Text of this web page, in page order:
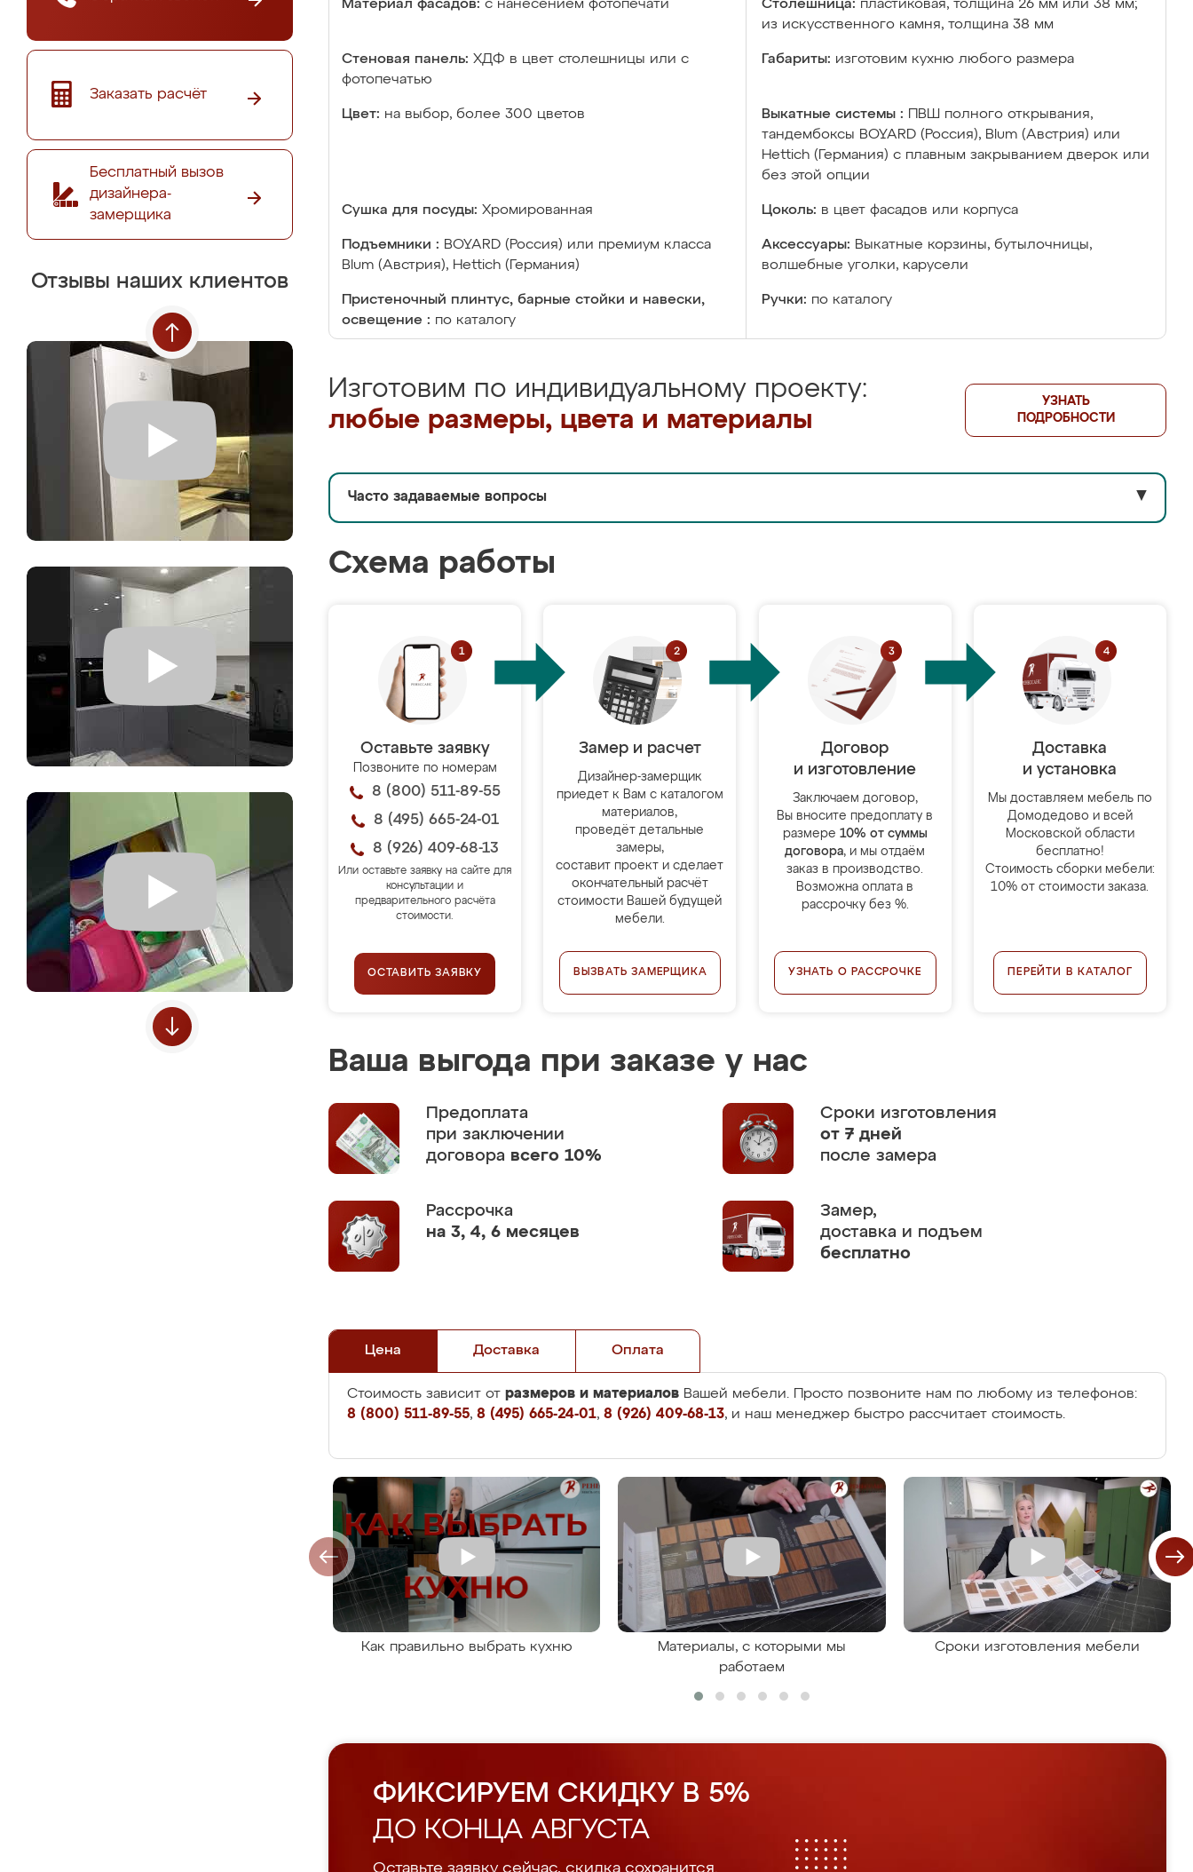
Заказать расчёт
Бесплатный вызов
дизайнера-
замерщика
Отзывы наших клиентов
Материал фасадов: с нанесением фотопечати Столешница: пластиковая, толщина 26 мм или 38 мм;
из искусственного камня, толщина 38 мм
Стеновая панель: ХДФ в цвет столешницы или с
фотопечатью
Габариты: изготовим кухню любого размера
Цвет: на выбор, более 300 цветов Выкатные системы :
ПВШ полного открывания,
тандембоксы BOYARD (Россия), Blum (Австрия) или
Hettich (Германия) с плавным закрыванием дверок или
без этой опции
Сушка для посуды: Хромированная Цоколь: в цвет фасадов или корпуса
Подъемники : BOYARD (Россия) или премиум класса
Blum (Австрия), Hettich (Германия)
Аксессуары: Выкатные корзины, бутылочницы,
волшебные уголки, карусели
Пристеночный плинтус, барные стойки и навески,
освещение : по каталогу
Ручки: по каталогу
Изготовим по индивидуальному проекту:
любые размеры, цвета и материалы
УЗНАТЬ
ПОДРОБНОСТИ
Часто задаваемые вопросы ▼
Схема работы
Оставьте заявку
Позвоните по номерам
8 (800) 511-89-55
8 (495) 665-24-01
8 (926) 409-68-13
Или оставьте заявку на сайте для
консультации и
предварительного расчёта
стоимости.
ОСТАВИТЬ ЗАЯВКУ
Замер и расчет
Дизайнер-замерщик
приедет к Вам с каталогом
материалов,
проведёт детальные
замеры,
составит проект и сделает
окончательный расчёт
стоимости Вашей будущей
мебели.
ВЫЗВАТЬ ЗАМЕРЩИКА
Договор
и изготовление
Заключаем договор,
Вы вносите предоплату в
размере 10% от суммы
договора, и мы отдаём
заказ в производство.
Возможна оплата в
рассрочку без %.
УЗНАТЬ О РАССРОЧКЕ
Доставка
и установка
Мы доставляем мебель по
Домодедово и всей
Московской области
бесплатно!
Стоимость сборки мебели:
10% от стоимости заказа.
ПЕРЕЙТИ В КАТАЛОГ
Ваша выгода при заказе у нас
Предоплата
при заключении
договора всего 10%
Сроки изготовления
от 7 дней
после замера
Рассрочка
на 3, 4, 6 месяцев
Замер,
доставка и подъем
бесплатно
Цена Доставка Оплата
Стоимость зависит от размеров и материалов Вашей мебели. Просто позвоните нам по любому из телефонов:
8 (800) 511-89-55, 8 (495) 665-24-01, 8 (926) 409-68-13, и наш менеджер быстро рассчитает стоимость.
Как правильно выбрать кухню
Материалы, с которыми мы
работаем
Сроки изготовления мебели
ФИКСИРУЕМ СКИДКУ В 5%
ДО КОНЦА АВГУСТА
Оставьте заявку сейчас, скидка сохранится.